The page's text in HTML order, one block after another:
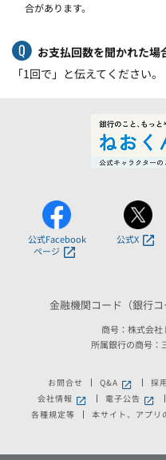
合があります。
お支払回数を聞かれた場
「1回で」と伝えてください。
公式Facebook
ページ
公式X
金融機関コード（銀行
商号：株式会
所属銀行の商号：
お問合せ Q&A 新しいウ採
会社情報新しいウィンドウで開
電子公告新し
各種規定等
本サイト、アプリ